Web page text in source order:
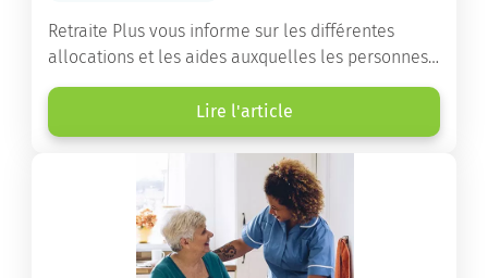
Retraite Plus vous informe sur les différentes
allocations et les aides auxquelles les personnes
âgées ont droit pour financer un séjour en maison
de retraite ou un maintien à domicile.
Lire l'article